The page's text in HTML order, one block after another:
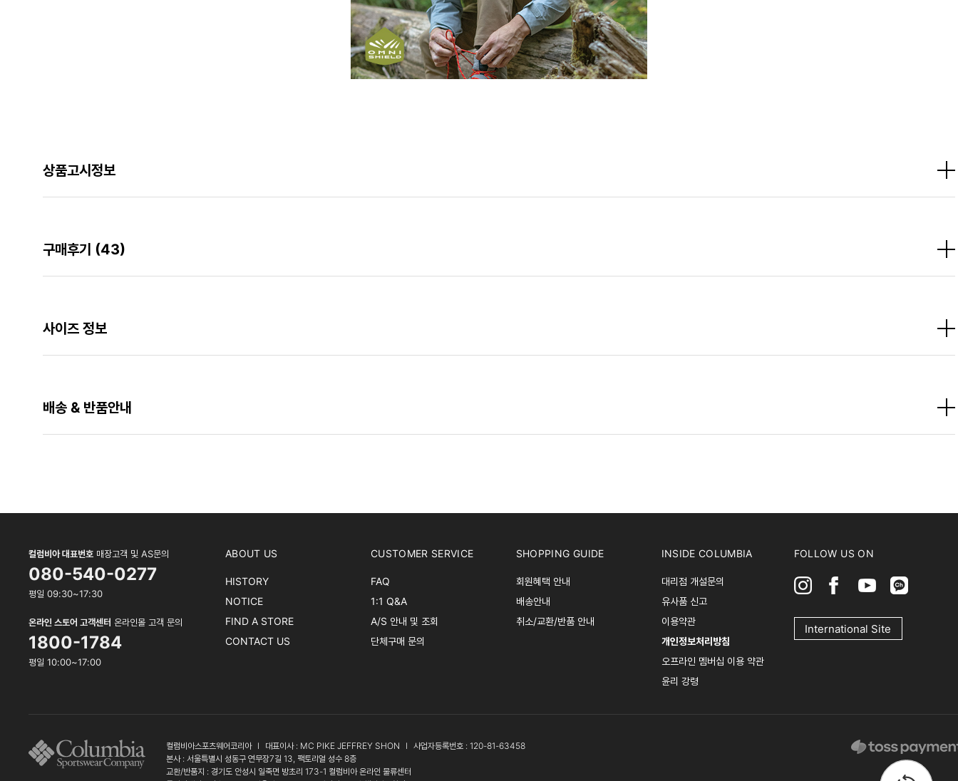
상품고시정보
구매후기 (43)
사이즈 정보
배송 & 반품안내
컬럼비아 대표번호 매장고객 및 AS문의
080-540-0277
평일 09:30~17:30
온라인 스토어 고객센터 온라인몰 고객 문의
1800-1784
평일 10:00~17:00
ABOUT US
HISTORY
NOTICE
FIND A STORE
CONTACT US
CUSTOMER SERVICE
FAQ
1:1 Q&A
A/S 안내 및 조회
단체구매 문의
SHOPPING GUIDE
회원혜택 안내
배송안내
취소/교환/반품 안내
INSIDE COLUMBIA
대리점 개설문의
유사품 신고
이용약관
개인정보처리방침
오프라인 멤버십 이용 약관
윤리 강령
FOLLOW US ON
International Site
컬럼비아스포츠웨어코리아 l 대표이사 : MC PIKE JEFFREY SHON l
사업자등록번호 : 120-81-63458
본사 : 서울특별시 성동구 연무장7길 13, 팩토리얼 성수 8층
교환/반품지 : 경기도 안성시 일죽면 방초리 173-1 컬럼비아 온라인 물류센터